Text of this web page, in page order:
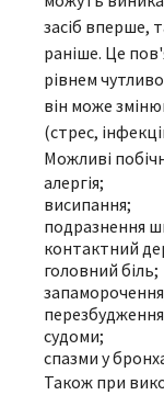
засіб вперше,
раніше. Це
рівнем
він може
(стрес,
Можливі
алергія;
висипання;
подразнення
контактний
головний біль;
судоми;
спазми у
Також при